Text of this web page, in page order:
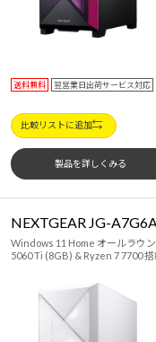
送料無料 翌営業日出荷サービス対応
比較リストに追加
製品を詳しくみる
NEXTGEAR JG-
Windows 11 Home オールラウ
5060 Ti (8GB) & Ryzen 7 7700